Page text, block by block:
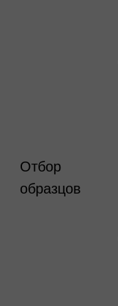
Отбор
образцов